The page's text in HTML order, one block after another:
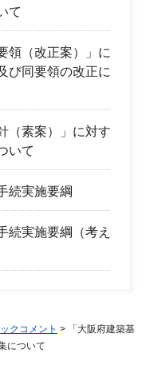
て
領（改正案）」に
び同要領の改正に
（素案）」に対す
いて
続実施要綱
続実施要綱（考え
クコメント > 「大阪府建築基
について